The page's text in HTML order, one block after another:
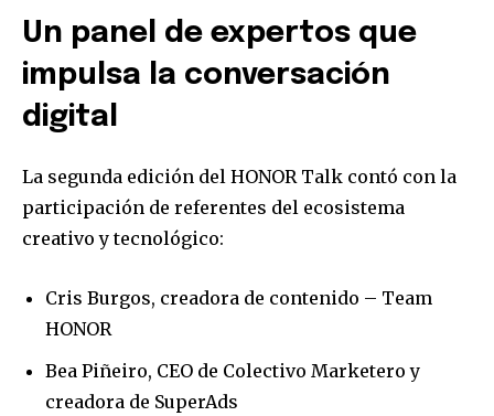
Un panel de expertos que
impulsa la conversación
digital
La segunda edición del HONOR Talk contó con la
participación de referentes del ecosistema
creativo y tecnológico:
Cris Burgos, creadora de contenido – Team
HONOR
Bea Piñeiro, CEO de Colectivo Marketero y
creadora de SuperAds